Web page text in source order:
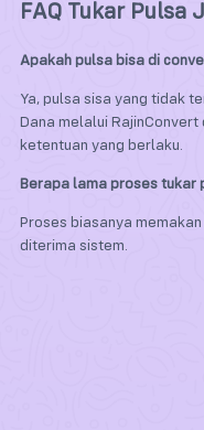
FAQ Tukar Pulsa
Apakah pulsa bisa di
Ya, pulsa sisa yang tidak
Dana melalui
ketentuan yang berlaku.
Berapa lama proses tukar
Proses biasanya
diterima sistem.